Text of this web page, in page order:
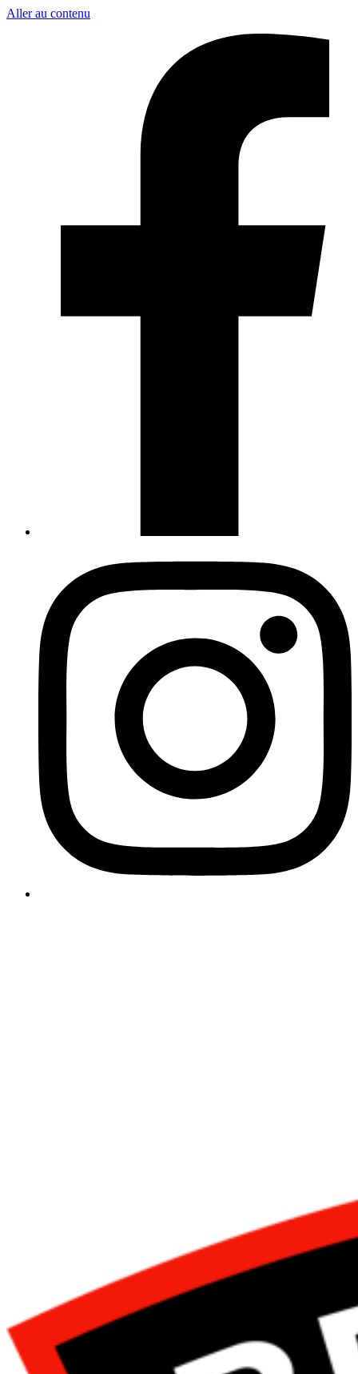
Aller au contenu